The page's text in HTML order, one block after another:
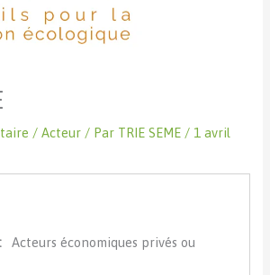
/Acteur / Par TRIE SEME / 1 avril
Acteurs économiques privés ou